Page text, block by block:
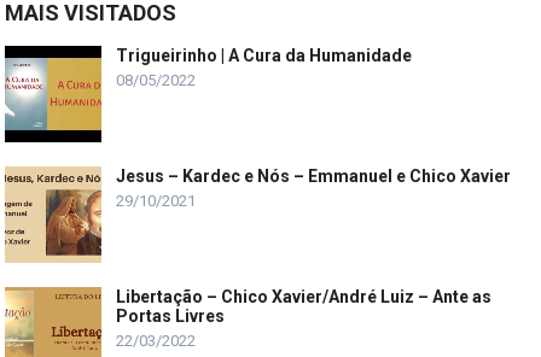
MAIS VISITADOS
Trigueirinho | A Cura da Humanidade
08/05/2022
Jesus – Kardec e Nós – Emmanuel e Chico Xavier
29/10/2021
Libertação – Chico Xavier/André Luiz – Ante as
Portas Livres
22/03/2022